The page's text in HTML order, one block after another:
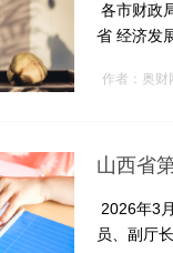
各市财政
省 经济发
作者： 奥财
山西省
2026年3
员、副厅